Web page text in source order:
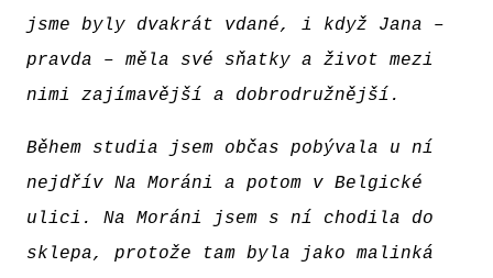
jsme byly dvakrát vdané, i když Jana –
pravda – měla své sňatky a život mezi
nimi zajímavější a dobrodružnější.
Během studia jsem občas pobývala u ní
nejdřív Na Moráni a potom v Belgické
ulici. Na Moráni jsem s ní chodila do
sklepa, protože tam byla jako malinká